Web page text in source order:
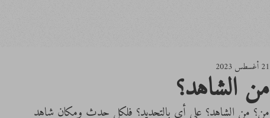
من الشاهد؟
21 أغسطس 2023
من؟ من الشاهد؟ على أي بالتحديد؟ فلكل حدث ومكان شاهد